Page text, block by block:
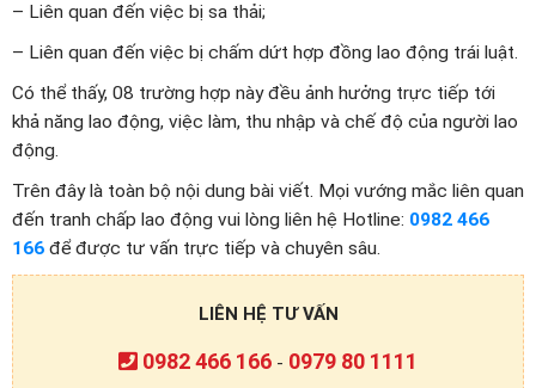
– Liên quan đến việc bị sa thải;
– Liên quan đến việc bị chấm dứt hợp đồng lao động trái luật.
Có thể thấy, 08 trường hợp này đều ảnh hưởng trực tiếp tới
khả năng lao động, việc làm, thu nhập và chế độ của người lao
động.
Trên đây là toàn bộ nội dung bài viết. Mọi vướng mắc liên quan
đến tranh chấp lao động vui lòng liên hệ Hotline: 0982 466
166 để được tư vấn trực tiếp và chuyên sâu.
LIÊN HỆ TƯ VẤN
0982 466 166 - 0979 80 1111